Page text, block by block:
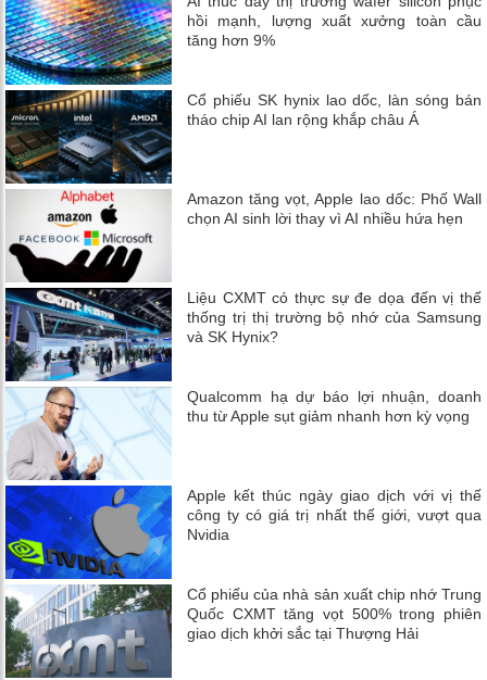
hồi mạnh, lượng xuất xưởng toàn cầu
tăng hơn 9%
Cổ phiếu SK hynix lao dốc, làn sóng bán
tháo chip AI lan rộng khắp châu Á
Amazon tăng vọt, Apple lao dốc: Phố Wall
chọn AI sinh lời thay vì AI nhiều hứa hẹn
Liệu CXMT có thực sự đe dọa đến vị thế
thống trị thị trường bộ nhớ của Samsung
và SK Hynix?
Qualcomm hạ dự báo lợi nhuận, doanh
thu từ Apple sụt giảm nhanh hơn kỳ vọng
Apple kết thúc ngày giao dịch với vị thế
công ty có giá trị nhất thế giới, vượt qua
Nvidia
Cổ phiếu của nhà sản xuất chip nhớ Trung
Quốc CXMT tăng vọt 500% trong phiên
giao dịch khởi sắc tại Thượng Hải